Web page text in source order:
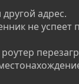
адрес.
не успеет